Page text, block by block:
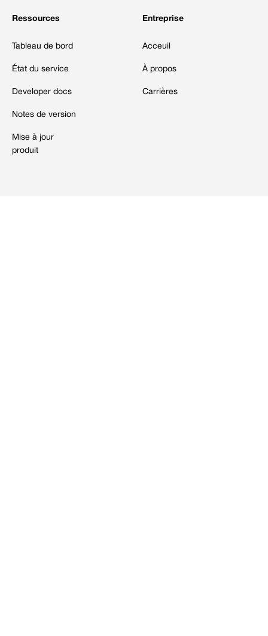
Ressources
Tableau de bord
État du service
Developer docs
Notes de version
Mise à jour
produit
Entreprise
Acceuil
À propos
Carrières